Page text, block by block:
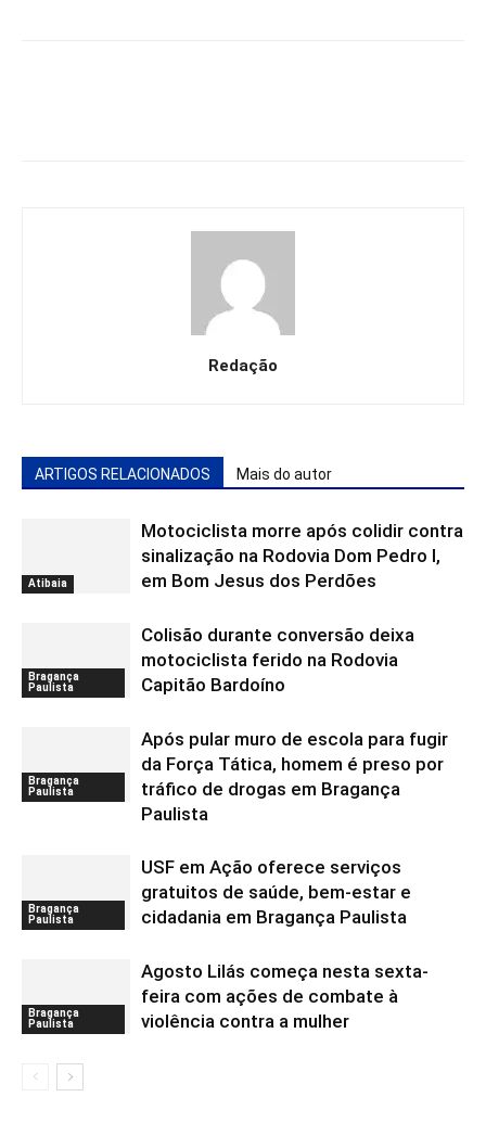
Redação
ARTIGOS RELACIONADOS Mais do autor
Atibaia
Motociclista morre após colidir contra
sinalização na Rodovia Dom Pedro I,
em Bom Jesus dos Perdões
Bragança
Paulista
Colisão durante conversão deixa
motociclista ferido na Rodovia
Capitão Bardoíno
Bragança
Paulista
Após pular muro de escola para fugir
da Força Tática, homem é preso por
tráfico de drogas em Bragança
Paulista
Bragança
Paulista
USF em Ação oferece serviços
gratuitos de saúde, bem-estar e
cidadania em Bragança Paulista
Bragança
Paulista
Agosto Lilás começa nesta sexta-
feira com ações de combate à
violência contra a mulher